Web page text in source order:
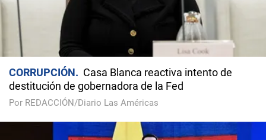
CORRUPCIÓN
Casa Blanca reactiva intento de
destitución de gobernadora de la Fed
Por REDACCIÓN/Diario Las Américas